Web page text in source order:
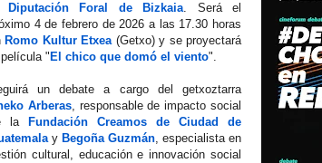
Diputación Foral de Bizkaia. Será el
4 de febrero de 2026 a las 17.30 horas
Romo Kultur Etxea(Getxo) y se proyectará
película " El chico que domó el viento".
un debate a cargo del getxoztarra
Arberas, responsable de impacto social
la
Fundación Creamos de Ciudad de
y Begoña Guzmán, especialista en
cultural, educación e innovación social